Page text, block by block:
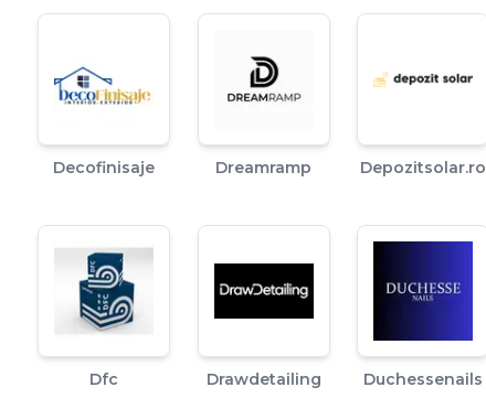
Decofinisaje Dreamramp Depozitsolar.ro
Dfc Drawdetailing Duchessenails